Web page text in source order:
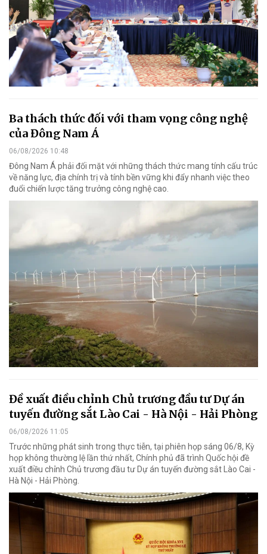
Ba thách thức đối với tham vọng công nghệ
của Đông Nam Á
06/08/2026 10:48
Đông Nam Á phải đối mặt với những thách thức mang tính cấu trúc
về năng lực, địa chính trị và tính bền vững khi đẩy nhanh việc theo
đuổi chiến lược tăng trưởng công nghệ cao.
Đề xuất điều chỉnh Chủ trương đầu tư Dự án
tuyến đường sắt Lào Cai - Hà Nội - Hải Phòng
06/08/2026 11:05
Trước những phát sinh trong thực tiễn, tại phiên họp sáng 06/8, Kỳ
họp không thường lệ lần thứ nhất, Chính phủ đã trình Quốc hội đề
xuất điều chỉnh Chủ trương đầu tư Dự án tuyến đường sắt Lào Cai -
Hà Nội - Hải Phòng.